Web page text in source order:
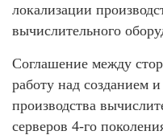
локализации
вычислительного
Соглашение между
работу над созданием
производства
серверов 4-го